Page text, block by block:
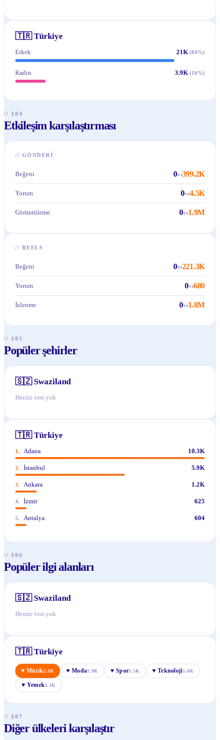
🇹🇷 Türkiye
Erkek 21K (84%)
Kadın 3.9K (16%)
// §04
Etkileşim karşılaştırması
// GÖNDERI
Beğeni 0vs399.2K
Yorum 0vs4.5K
Görüntüleme 0vs1.9M
// REELS
Beğeni 0vs221.3K
Yorum 0vs680
İzlenme 0vs1.8M
// §05
Popüler şehirler
🇸🇿 Swaziland
Henüz veri yok
🇹🇷 Türkiye
1. Adana 10.3K
2. İstanbul 5.9K
3. Ankara 1.2K
4. İzmir 625
5. Antalya 604
// §06
Popüler ilgi alanları
🇸🇿 Swaziland
Henüz veri yok
🇹🇷 Türkiye
♥ Müzik2.8K ♥ Moda1.9K ♥ Spor1.5K ♥ Teknoloji1.4K
♥ Yemek1.1K
// §07
Diğer ülkeleri karşılaştır